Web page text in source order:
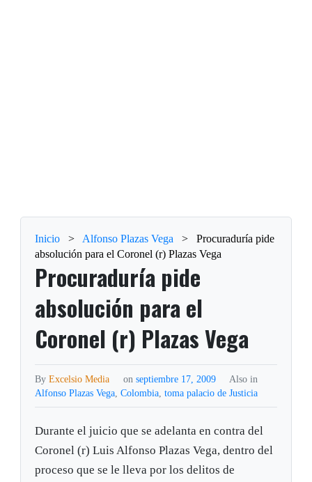
Inicio > Alfonso Plazas Vega >
Procuraduría pide
absolución para el Coronel (r) Plazas Vega
Procuraduría pide
absolución para el
Coronel (r) Plazas Vega
ByExcelsio Media on septiembre 17, 2009
Also in
Alfonso Plazas Vega,Colombia,toma palacio de Justicia
Durante el juicio que se adelanta en contra del
Coronel (r) Luis Alfonso Plazas Vega, dentro del
proceso que se le lleva por los delitos de